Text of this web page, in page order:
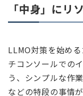
「中身」にリ
LLMO対策を始め
チコンソールでの
う、シンプルな作
などの特段の事情